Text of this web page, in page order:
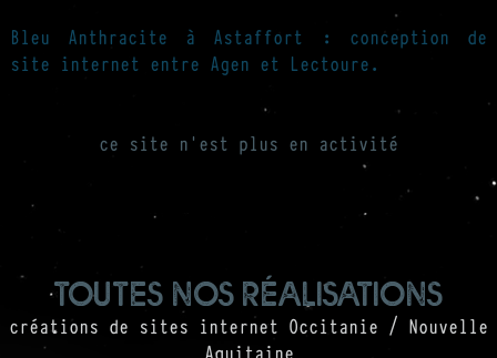
Bleu Anthracite à Astaffort : conception de
site internet entre Agen et Lectoure.
ce site n'est plus en activité
toutes nos réalisations
créations de sites internet Occitanie / Nouvelle
Aquitaine